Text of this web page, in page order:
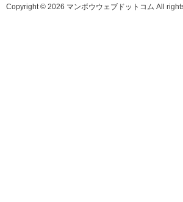
Copyright © 2026 マンボウウェブドットコム All